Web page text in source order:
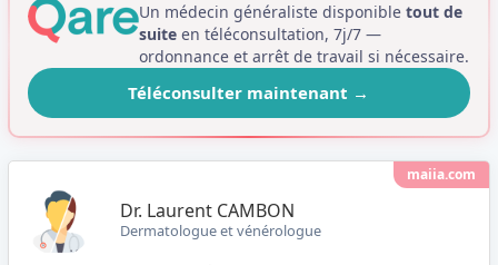
Un médecin généraliste disponibletout de
suite en téléconsultation, 7j/7 —
ordonnance et arrêt de travail si nécessaire.
Téléconsulter maintenant →
maiia.com
Dr. Laurent CAMBON
Dermatologue et vénérologue